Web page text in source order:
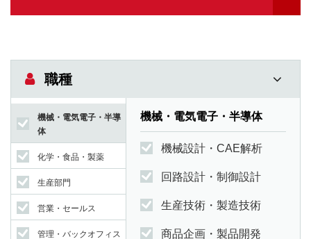
職種
機械・電気電子・半導
体
化学・食品・製薬
生産部門
営業・セールス
管理・バックオフィス
機械・電気電子・半導体
機械設計・CAE解析
回路設計・制御設計
生産技術・製造技術
商品企画・製品開発